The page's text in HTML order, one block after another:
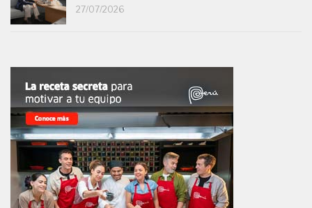
27/07/2026